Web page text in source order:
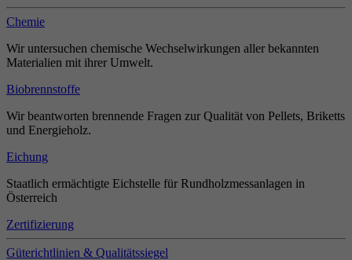
Chemie
Wir untersuchen chemische Wechselwirkungen aller bekannten
Materialien mit ihrer Umwelt.
Biobrennstoffe
Wir beantworten brennende Fragen zur Qualität von Pellets, Briketts
und Energieholz.
Eichung
Staatlich ermächtigte Eichstelle für Rundholzmessanlagen in
Österreich
Zertifizierung
Güterichtlinien & Qualitätssiegel